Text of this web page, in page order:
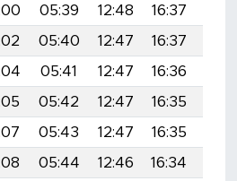
05:39 12:48 16:37
05:40 12:47 16:37
05:41 12:47 16:36
05:42 12:47 16:35
05:43 12:47 16:35
05:44 12:46 16:34